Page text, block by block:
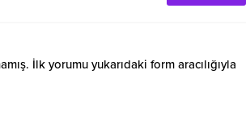
İlk yorumu yukarıdaki form aracılığıyla